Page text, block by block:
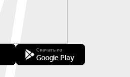
Скачать из
Google Play